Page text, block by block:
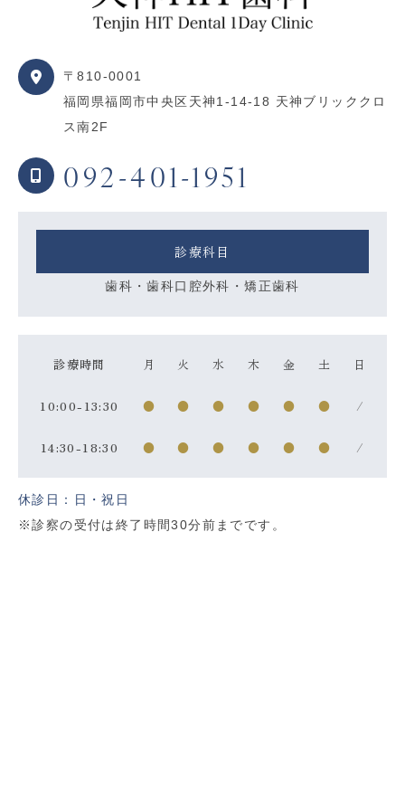
〒810-0001
福岡県福岡市中央区天神1-14-18 天神ブリッククロ
ス南2F
092-401-1951
診療科目
歯科・歯科口腔外科・矯正歯科
診療時間 月 火 水 木 金 土 日
10:00-13:30 ● ● ● ● ● ● /
14:30-18:30 ● ● ● ● ● ● /
休診日：日・祝日
※診察の受付は終了時間30分前までです。